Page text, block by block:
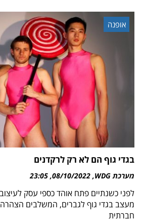
אופנה
בגדי גוף הם לא רק לרקדנים
מערכת WDG 08/10/2022
23:05
לפני כשנתיים פתח אוהד כספי עסק
מעצב בגדי גוף לגברים, המשלבים
חברתית